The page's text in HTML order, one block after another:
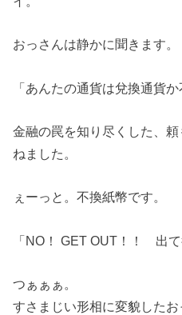
おっさんは静かに聞きます。
「あんたの通貨は兌換通貨か
金融の罠を知り尽くした、
ねました。
ぇーっと。不換紙幣です。
「NO！ GET OUT！！ 出て
つぁぁぁ。
すさまじい形相に変貌した